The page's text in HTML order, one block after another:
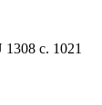
c. 1021